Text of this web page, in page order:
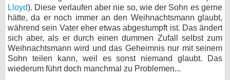
Lloyd). Diese verlaufen aber nie so, wie der Sohn es gerne
hätte, da er noch immer an den Weihnachtsmann glaubt,
während sein Vater eher etwas abgestumpft ist. Das ändert
sich aber, als er durch einen dummen Zufall selbst zum
Weihnachtsmann wird und das Geheimnis nur mit seinem
Sohn teilen kann, weil es sonst niemand glaubt. Das
wiederum führt doch manchmal zu Problemen...
Datenschutz
Cookie-Einstellungen
Impressum